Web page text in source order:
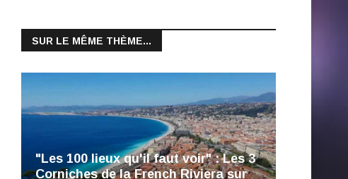
SUR LE MÊME THÈME...
"Les 100 lieux qu'il faut voir" : Les 3
Corniches de la French Riviera sur